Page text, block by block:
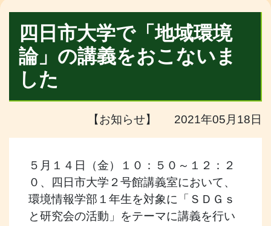
四日市大学で「地域環境
論」の講義をおこないま
した
【お知らせ】 2021年05月18日
５月１４日（金）１０：５０～１２：２
０、四日市大学２号館講義室において、
環境情報学部１年生を対象に「ＳＤＧｓ
と研究会の活動」をテーマに講義を行い